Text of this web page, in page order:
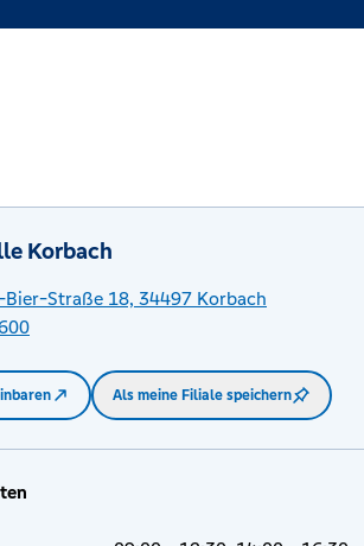
Korbach
Bier-Straße 18, 34497 Korbach
Als meine Filiale speichern